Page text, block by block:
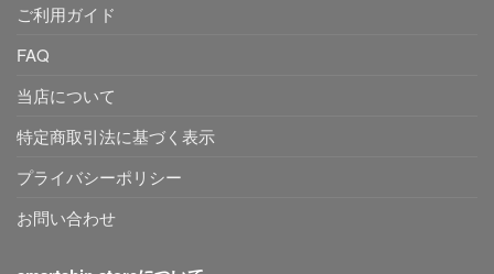
ご利用ガイド
FAQ
当店について
特定商取引法に基づく表示
プライバシーポリシー
お問い合わせ